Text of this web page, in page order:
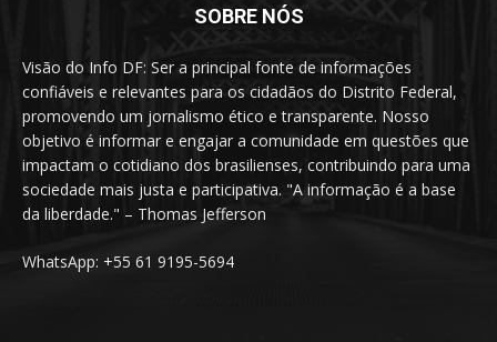
SOBRE NÓS
Visão do Info DF: Ser a principal fonte de informações
confiáveis e relevantes para os cidadãos do Distrito Federal,
promovendo um jornalismo ético e transparente. Nosso
objetivo é informar e engajar a comunidade em questões que
impactam o cotidiano dos brasilienses, contribuindo para uma
sociedade mais justa e participativa. "A informação é a base
da liberdade." – Thomas Jefferson
WhatsApp: +55 61 9195-5694